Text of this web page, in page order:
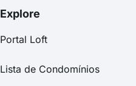
Explore
Portal Loft
Lista de Condomínios